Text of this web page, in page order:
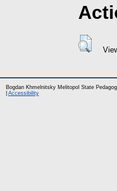
Bogdan Khmelnitsky Melitopol State
Accessibility